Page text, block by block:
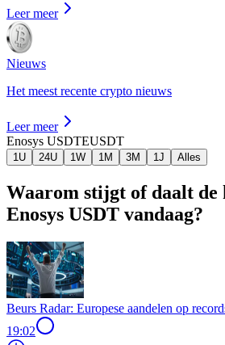
Leer meer
Nieuws
Het meest recente crypto nieuws
Leer meer
Enosys USDTEUSDT
1U 24U 1W 1M 3M 1J Alles
Waarom stijgt of daalt de
Enosys USDT vandaag?
Beurs Radar: Europese aandelen op
19:02